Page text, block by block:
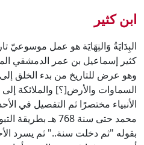
ابن كثير
البِدَايَةُ وَالنِهَايَة هو عمل موسوعيّ
كثير إسماعيل بن عمر الدمشقي
وهو عرض للتاريخ من بدء الخلق إلى
السماوات والأرض[؟] والملائكة
الأنبياء مختصرًا ثم التفصيل في
محمد حتى سنة 768
بقوله "ثم دخلت سنة.." ثم يسرد